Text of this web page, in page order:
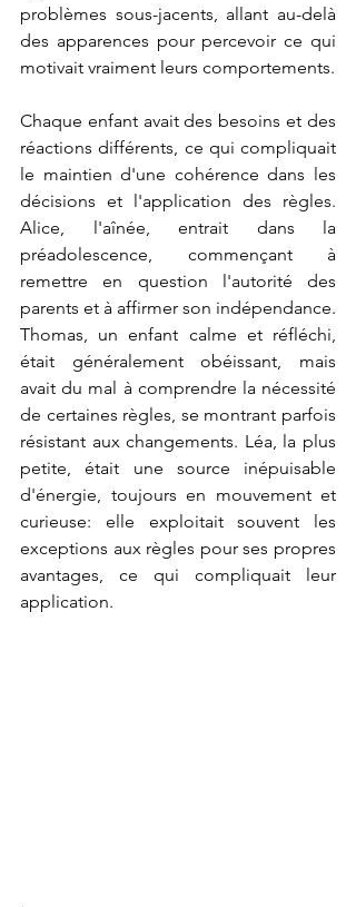
problèmes sous-jacents, allant au-delà
des apparences pour percevoir ce qui
motivait vraiment leurs comportements.
Chaque enfant avait des besoins et des
réactions différents, ce qui compliquait
le maintien d'une cohérence dans les
décisions et l'application des règles.
Alice, l'aînée, entrait dans la
préadolescence, commençant à
remettre en question l'autorité des
parents et à affirmer son indépendance.
Thomas, un enfant calme et réfléchi,
était généralement obéissant, mais
avait du mal à comprendre la nécessité
de certaines règles, se montrant parfois
résistant aux changements. Léa, la plus
petite, était une source inépuisable
d'énergie, toujours en mouvement et
curieuse: elle exploitait souvent les
exceptions aux règles pour ses propres
avantages, ce qui compliquait leur
application.